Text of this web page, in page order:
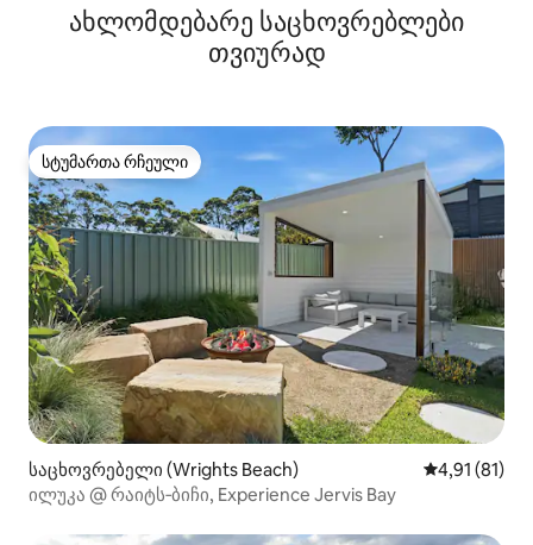
ახლომდებარე საცხოვრებლები
თვიურად
სტუმართა რჩეული
სტუმართა რჩეული
საცხოვრებელი (Wrights Beach) საშუალო
4,91 (81)
ილუკა @ რაიტს‑ბიჩი, Experience Jervis Bay